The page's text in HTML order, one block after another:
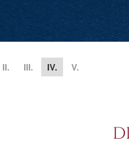
II. III. IV. V.